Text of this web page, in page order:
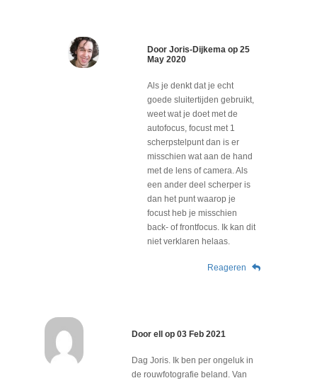
Door Joris-Dijkema op25
May 2020
Als je denkt dat je echt
goede sluitertijden gebruikt,
weet wat je doet met de
autofocus, focust met 1
scherpstelpunt dan is er
misschien wat aan de hand
met de lens of camera. Als
een ander deel scherper is
dan het punt waarop je
focust heb je misschien
back- of frontfocus. Ik kan dit
niet verklaren helaas.
Reageren
Doorell op 03 Feb 2021
Dag Joris. Ik ben per ongeluk in
de rouwfotografie beland. Van